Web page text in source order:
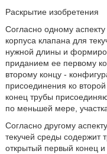
Раскрытие изобретения
Согласно одному
корпуса клапана для
нужной длины и
приданием ее первому
второму концу -
присоединения ко
конец трубы
по меньшей мере,
Согласно другому
текучей среды
открытый первый конец